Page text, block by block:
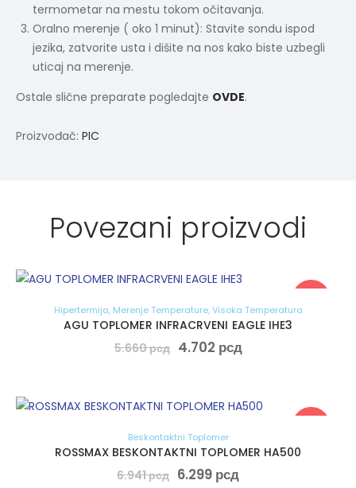
termometar na mestu tokom očitavanja.
Oralno merenje ( oko 1 minut): Stavite sondu ispod
jezika, zatvorite usta i dišite na nos kako biste uzbegli
uticaj na merenje.
Ostale slične preparate pogledajte OVDE.
Proizvođač: PIC
Povezani proizvodi
Hipertermija, Merenje Temperature,Visoka Temperatura
AGU TOPLOMER INFRACRVENI EAGLE IHE3
5.660рсд 4.702 рсд
Beskontaktni Toplomer
ROSSMAX BESKONTAKTNI TOPLOMER HA500
6.941рсд 6.299 рсд